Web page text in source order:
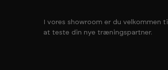
I vores showroom er du velkommen til
at teste din nye træningspartner.